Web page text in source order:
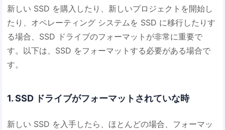
新しい SSD を購入したり、新しいプロジェクトを開始し
たり、オペレーティング システムを SSD に移行したりす
る場合、SSD ドライブのフォーマットが非常に重要で
す。以下は、SSD をフォーマットする必要がある場合で
す。
1. SSD ドライブがフォーマットされていな時
新しい SSD を入手したら、ほとんどの場合、フォーマッ